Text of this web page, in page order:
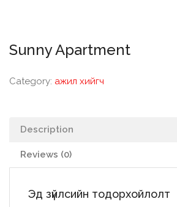
Sunny Apartment
Category: ажил хийгч
Description
Reviews (0)
Эд зүйлсийн тодорхойлолт